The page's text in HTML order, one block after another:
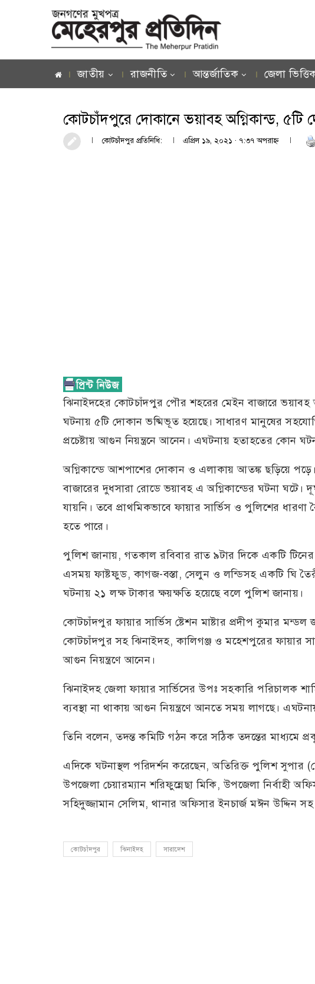
জাতীয় রাজনীতি আন্তর্জাতিক জেলা
কোটচাঁদপুরে দোকানে ভয়াবহ অগ্নিকান্ড, ৫টি
কোটচাঁদপুর প্রতিনিধি: এপ্রিল ১৯, ২০২১ · ৭:৩৭ অপরাহ্ণ
ঝিনাইদহের কোটচাঁদপুর পৌর শহরের মেইন বাজারে ভয়াবহ
ঘটনায় ৫টি দোকান ভষ্মিভূত হয়েছে। সাধারণ মানুষের
প্রচেষ্টায় আগুন নিয়ন্ত্রনে আনেন। এঘটনায় হতাহতের কোন
অগ্নিকান্ডে আশপাশের দোকান ও এলাকায় আতঙ্ক ছড়িয়ে
বাজারের দুধসারা রোডে ভয়াবহ এ অগ্নিকান্ডের ঘটনা ঘটে।
যায়নি। তবে প্রাথমিকভাবে ফায়ার সার্ভিস ও পুলিশের
হতে পারে।
পুলিশ জানায়, গতকাল রবিবার রাত ৯টার দিকে একটি টিনের
এসময় ফাষ্টফুড, কাগজ-বস্তা, সেলুন ও লন্ডিসহ একটি ঘি
ঘটনায় ২১ লক্ষ টাকার ক্ষয়ক্ষতি হয়েছে বলে পুলিশ জানায়।
কোটচাঁদপুর ফায়ার সার্ভিস ষ্টেশন মাষ্টার প্রদীপ কুমার
কোটচাঁদপুর সহ ঝিনাইদহ, কালিগঞ্জ ও মহেশপুরের ফায়ার
আগুন নিয়ন্ত্রণে আনেন।
ঝিনাইদহ জেলা ফায়ার সার্ভিসের উপঃ সহকারি পরিচালক
ব্যবস্থা না থাকায় আগুন নিয়ন্ত্রণে আনতে সময় লাগছে।
তিনি বলেন, তদন্ত কমিটি গঠন করে সঠিক তদন্তের মাধ্যমে
এদিকে ঘটনাস্থল পরিদর্শন করেছেন, অতিরিক্ত পুলিশ সুপার
উপজেলা চেয়ারম্যান শরিফুন্নেছা মিকি, উপজেলা নির্বাহী
সহিদুজ্জামান সেলিম, থানার অফিসার ইনচার্জ মঈন উদ্দিন সহ
কোটচাঁদপুর ঝিনাইদহ সারাদেশ